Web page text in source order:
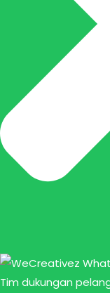
Tim dukungan